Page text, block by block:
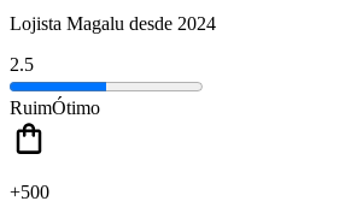
Lojista Magalu desde 2024
2.5
RuimÓtimo
+500